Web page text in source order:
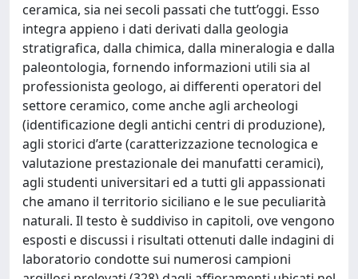
ceramica, sia nei secoli passati che tutt’oggi. Esso
integra appieno i dati derivati dalla geologia
stratigrafica, dalla chimica, dalla mineralogia e dalla
paleontologia, fornendo informazioni utili sia al
professionista geologo, ai differenti operatori del
settore ceramico, come anche agli archeologi
(identificazione degli antichi centri di produzione),
agli storici d’arte (caratterizzazione tecnologica e
valutazione prestazionale dei manufatti ceramici),
agli studenti universitari ed a tutti gli appassionati
che amano il territorio siciliano e le sue peculiarità
naturali. Il testo è suddiviso in capitoli, ove vengono
esposti e discussi i risultati ottenuti dalle indagini di
laboratorio condotte sui numerosi campioni